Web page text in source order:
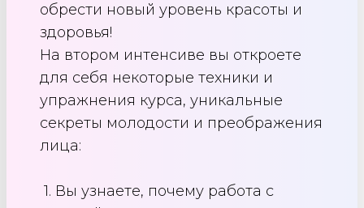
обрести новый уровень красоты и
здоровья!
На втором интенсиве вы откроете
для себя некоторые техники и
упражнения курса, уникальные
секреты молодости и преображения
лица:
1. Вы узнаете, почему работа с